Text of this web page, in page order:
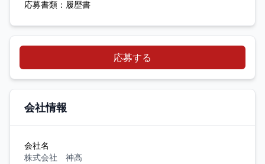
応募書類：履歴書
応募する
会社情報
会社名
株式会社 神高